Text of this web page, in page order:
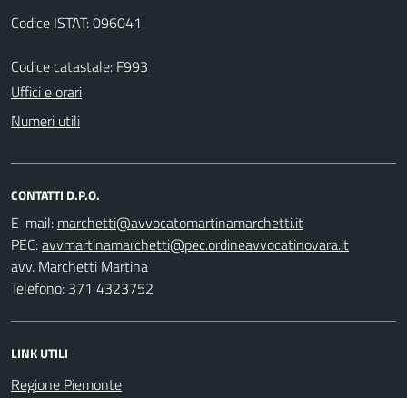
Codice ISTAT: 096041
Codice catastale: F993
Uffici e orari
Numeri utili
CONTATTI D.P.O.
E-mail:
PEC:
avv. Marchetti Martina
Telefono: 371 4323752
LINK UTILI
Regione Piemonte